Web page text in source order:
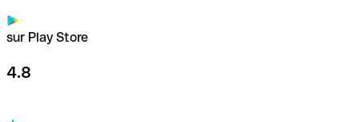
sur Play Store
4.8